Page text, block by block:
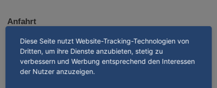
Anfahrt
Nord-West-Ring 2
32832 Augustdorf
Diese Seite nutzt Website-Tracking-Technologien von
Dritten, um ihre Dienste anzubieten, stetig zu
verbessern und Werbung entsprechend den Interessen
der Nutzer anzuzeigen.